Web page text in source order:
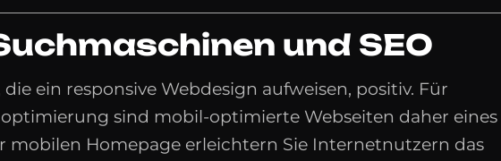
und SEO
ein responsive Webdesign aufweisen, positiv. Für
sind mobil-optimierte Webseiten daher eines
mobilen Homepage erleichtern Sie Internetnutzern das